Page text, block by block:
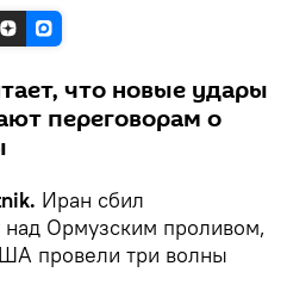
что новые удары
переговорам о
Иран сбил
над Ормузским проливом,
провели три волны